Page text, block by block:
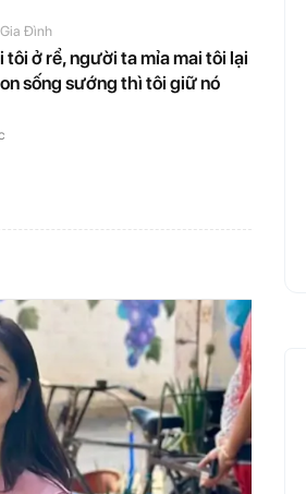
Đình
tôi ở rể, người ta mỉa mai tôi lại
sống sướng thì tôi giữ nó